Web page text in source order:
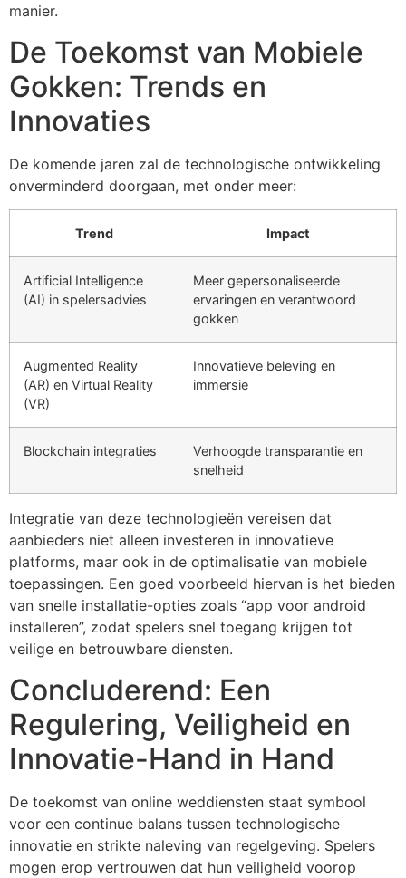
manier.
De Toekomst van Mobiele
Gokken: Trends en
Innovaties
De komende jaren zal de technologische ontwikkeling
onverminderd doorgaan, met onder meer:
Trend Impact
Artificial Intelligence
(AI) in spelersadvies
Meer gepersonaliseerde
ervaringen en verantwoord
gokken
Augmented Reality
(AR) en Virtual Reality
(VR)
Innovatieve beleving en
immersie
Blockchain integraties
Verhoogde transparantie en
snelheid
Integratie van deze technologieën vereisen dat
aanbieders niet alleen investeren in innovatieve
platforms, maar ook in de optimalisatie van mobiele
toepassingen. Een goed voorbeeld hiervan is het bieden
van snelle installatie-opties zoals “app voor android
installeren”, zodat spelers snel toegang krijgen tot
veilige en betrouwbare diensten.
Concluderend: Een
Regulering, Veiligheid en
Innovatie-Hand in Hand
De toekomst van online weddiensten staat symbool
voor een continue balans tussen technologische
innovatie en strikte naleving van regelgeving. Spelers
mogen erop vertrouwen dat hun veiligheid voorop